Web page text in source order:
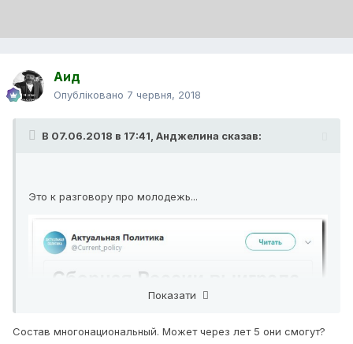
Аид
Опубліковано 7 червня, 2018
В 07.06.2018 в 17:41, Анджелина сказав:
Это к разговору про молодежь...
Показати
Состав многонациональный. Может через лет 5 они смогут?